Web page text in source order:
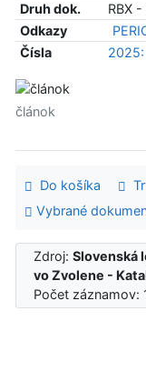
Druh dok.
RBX
Odkazy
Čísla
2025:
článok
Do košíka
Vybrané
Zdroj:Slovenská
vo Zvolene -
Počet záznamov: